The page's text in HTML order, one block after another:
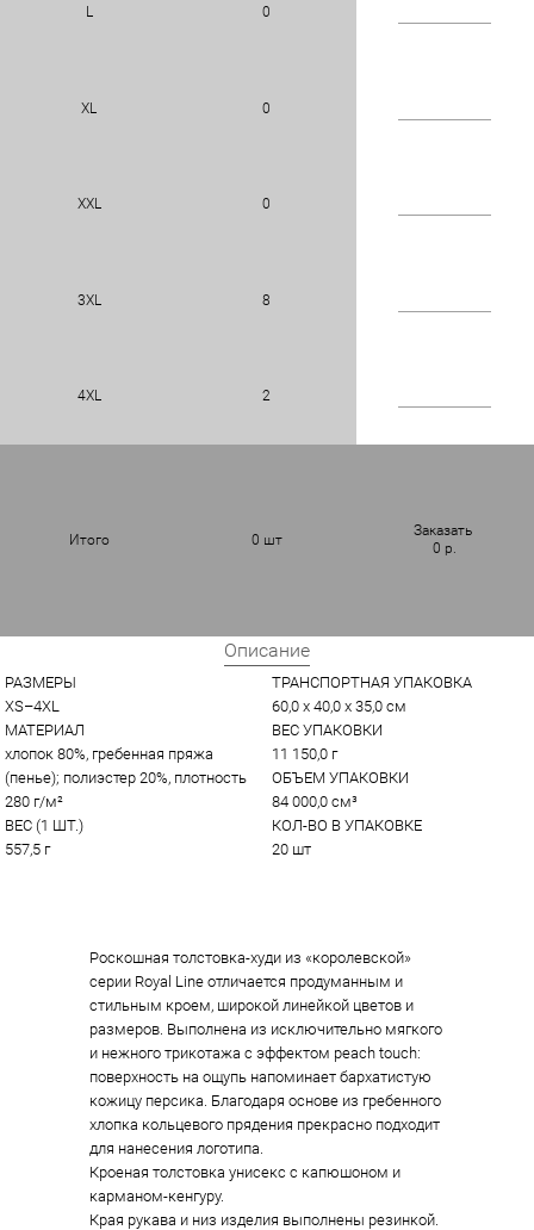
L 0
XL 0
XXL 0
3XL 8
4XL 2
Итого 0 шт
Заказать
0 р.
Описание
РАЗМЕРЫ
XS–4XL
МАТЕРИАЛ
хлопок 80%, гребенная пряжа
(пенье); полиэстер 20%, плотность
280 г/м²
ВЕС (1 ШТ.)
557,5 г
ТРАНСПОРТНАЯ УПАКОВКА
60,0 x 40,0 x 35,0 см
ВЕС УПАКОВКИ
11 150,0 г
ОБЪЕМ УПАКОВКИ
84 000,0 см³
КОЛ-ВО В УПАКОВКЕ
20 шт
Роскошная толстовка-худи из «королевской»
серии Royal Line отличается продуманным и
стильным кроем, широкой линейкой цветов и
размеров. Выполнена из исключительно мягкого
и нежного трикотажа с эффектом peach touch:
поверхность на ощупь напоминает бархатистую
кожицу персика. Благодаря основе из гребенного
хлопка кольцевого прядения прекрасно подходит
для нанесения логотипа.
Кроеная толстовка унисекс с капюшоном и
карманом-кенгуру.
Края рукава и низ изделия выполнены резинкой.